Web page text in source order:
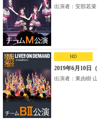
出演者：安部若菜
HD
2019年6月10日
出演者：東由樹